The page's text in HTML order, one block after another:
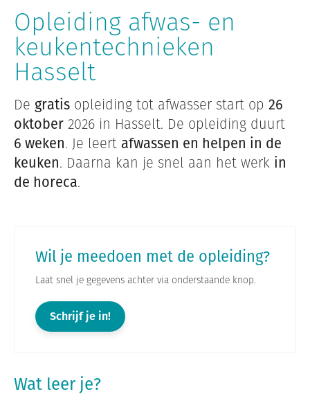
Opleiding afwas- en
keukentechnieken
Hasselt
De gratis opleiding tot afwasser start op 26
oktober 2026 in Hasselt. De opleiding duurt
6 weken. Je leert afwassen en helpen in de
keuken. Daarna kan je snel aan het werk in
de horeca.
Wil je meedoen met de opleiding?
Laat snel je gegevens achter via onderstaande knop.
Schrijf je in!
Wat leer je?